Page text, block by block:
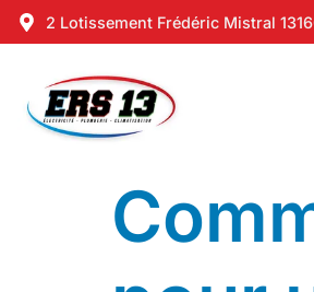
2 Lotissement Frédéric Mistral